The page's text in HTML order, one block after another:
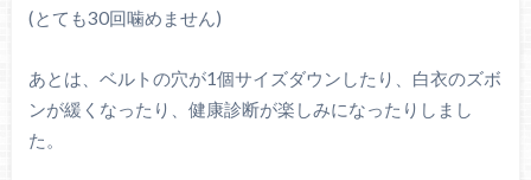
(とても30回噛めません)
あとは、ベルトの穴が1個サイズダウンしたり、白衣のズボ
ンが緩くなったり、健康診断が楽しみになったりしまし
た。